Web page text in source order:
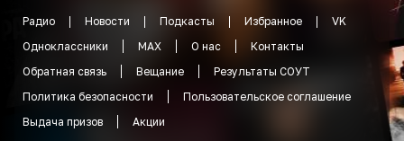
Радио Новости Подкасты Избранное
VK
Одноклассники
MAX О нас
Контакты
Обратная связь
Вещание
Результаты СОУТ
Политика безопасности
Пользовательское соглашение
Выдача призов
Акции